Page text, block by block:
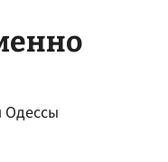
Одессы